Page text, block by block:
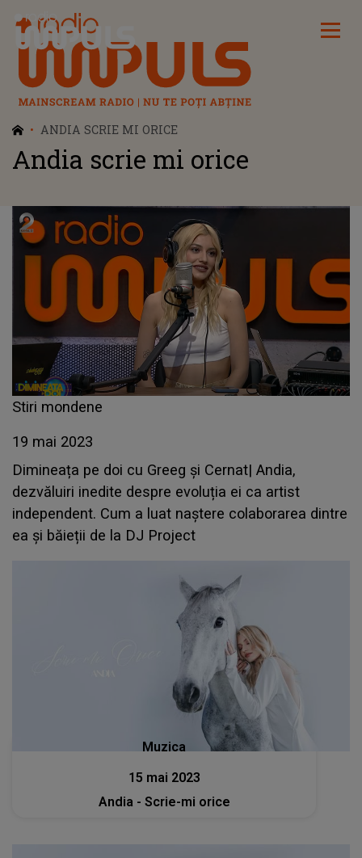
Radio Impuls
ANDIA SCRIE MI ORICE
Andia scrie mi orice
Stiri mondene
19 mai 2023
Dimineața pe doi cu Greeg și Cernat| Andia,
dezvăluiri inedite despre evoluția ei ca artist
independent. Cum a luat naștere colaborarea dintre
ea și băieții de la DJ Project
Muzica
15 mai 2023
Andia - Scrie-mi orice